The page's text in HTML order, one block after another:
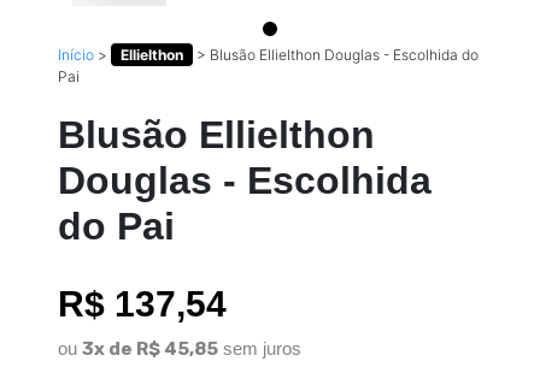
Início > Ellielthon > Blusão Ellielthon Douglas - Escolhida do
Pai
Blusão Ellielthon
Douglas - Escolhida
do Pai
R$ 137,54
ou 3x de R$ 45,85 sem juros